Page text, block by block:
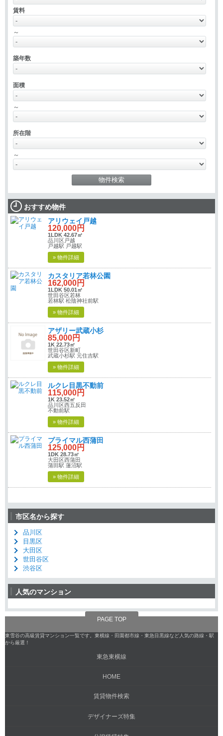
賃料
～
築年数
面積
～
所在階
～
おすすめ物件
アリウェイ戸越
120,000円
1LDK 42.67㎡
品川区戸越
戸越駅 戸越駅
» 物件詳細
カスタリア若林公園
162,000円
1LDK 50.01㎡
世田谷区若林
若林駅 松陰神社前駅
» 物件詳細
アザリー武蔵小杉
85,000円
1K 22.73㎡
世田谷区新町
武蔵小杉駅 元住吉駅
» 物件詳細
ルクレ目黒不動前
115,000円
1K 23.52㎡
品川区西五反田
不動前駅
» 物件詳細
プライマル西蒲田
125,000円
1DK 28.73㎡
大田区西蒲田
蒲田駅 蓮沼駅
» 物件詳細
市区名から探す
品川区
目黒区
大田区
世田谷区
渋谷区
人気のマンション
PAGE TOP
東雪谷の高級賃貸マンション一覧です。東横線・田園都市線・東急目黒線など人気の路線・駅
から厳選！
東急東横線
HOME
賃貸物件検索
デザイナーズ特集